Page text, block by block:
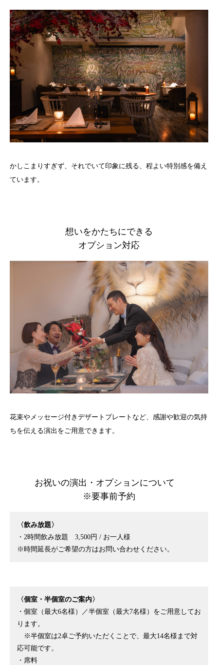
かしこまりすぎず、それでいて印象に残る、程よい特別感を備え
ています。
想いをかたちにできる
オプション対応
花束やメッセージ付きデザートプレートなど、感謝や歓迎の気持
ちを伝える演出をご用意できます。
お祝いの演出・オプションについて
※要事前予約
〈飲み放題〉
・2時間飲み放題 3,500円 / お一人様
※時間延長がご希望の方はお問い合わせください。
〈個室・半個室のご案内〉
・個室（最大6名様）／半個室（最大7名様）をご用意してお
ります。
※半個室は2卓ご予約いただくことで、最大14名様まで対
応可能です。
・席料